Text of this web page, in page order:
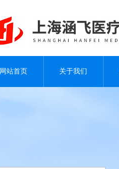
网站首页 关于我们